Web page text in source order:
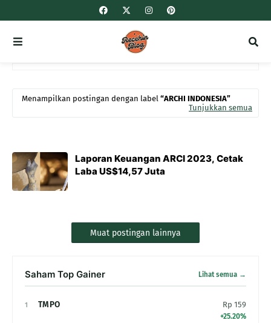
Menampilkan postingan dengan label ARCHI INDONESIA
Tunjukkan semua
Laporan Keuangan ARCI 2023, Cetak
Laba US$14,57 Juta
Muat postingan lainnya
Saham Top Gainer Lihat semua →
1 TMPO Rp 159
+25.20%